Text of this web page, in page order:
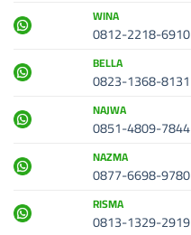
WINA
0812-2218-6910
BELLA
0823-1368-8131
NAJWA
0851-4809-7844
NAZMA
0877-6698-9780
RISMA
0813-1329-2919